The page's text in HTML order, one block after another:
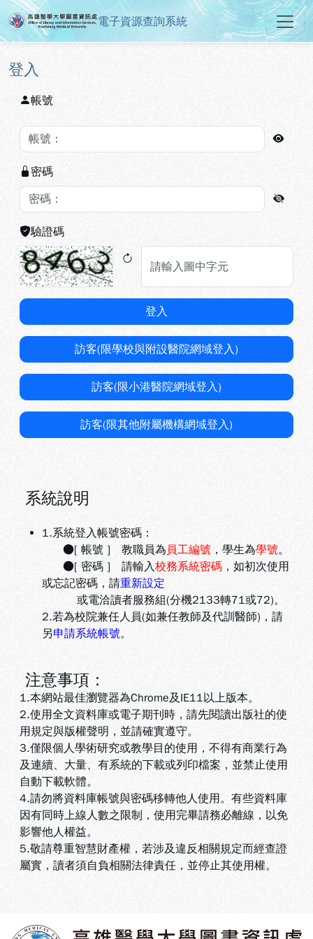
跳到主要內容
:::
高雄醫學大學圖書資訊處電子資
電子資源查詢系統
:::
登入
帳號
密碼
驗證碼
登入
訪客(限學校與附設醫院網域登入)
訪客(限小港醫院網域登入)
訪客(限其他附屬機構網域登入)
系統說明
1.系統登入帳號密碼：
●[ 帳號 ] 教職員為 員工編號 ，學生為學號。
●[ 密碼 ] 請輸入校務系統密碼 ，如初次使用
或忘記密碼，請重新設定
或電洽讀者服務組(分機2133轉71或72)。
2.若為校院兼任人員(如兼任教師及代訓醫師)，請
另申請系統帳號。
注意事項：
1.本網站最佳瀏覽器為Chrome及IE11以上版本。
2.使用全文資料庫或電子期刊時，請先閱讀出版社的使
用規定與版權聲明，並請確實遵守。
3.僅限個人學術研究或教學目的使用，不得有商業行為
及連續、大量、有系統的下載或列印檔案，並禁止使用
自動下載軟體。
4.請勿將資料庫帳號與密碼移轉他人使用。有些資料庫
因有同時上線人數之限制，使用完畢請務必離線，以免
影響他人權益。
5.敬請尊重智慧財產權，若涉及違反相關規定而經查證
屬實，讀者須自負相關法律責任，並停止其使用權。